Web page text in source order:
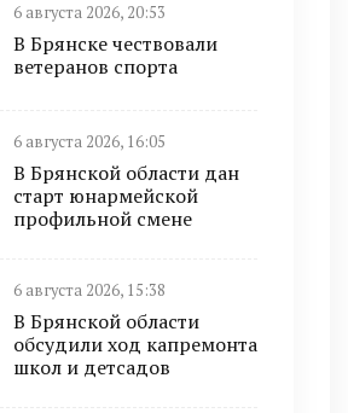
6 августа 2026, 20:53
В Брянске чествовали
ветеранов спорта
6 августа 2026, 16:05
В Брянской области дан
старт юнармейской
профильной смене
6 августа 2026, 15:38
В Брянской области
обсудили ход капремонта
школ и детсадов